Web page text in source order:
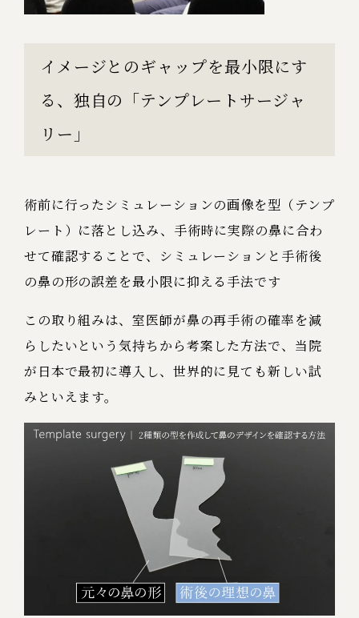
イメージとのギャップを最小限にす
る、独自の「テンプレートサージャ
リー」
術前に行ったシミュレーションの画像を型（テンプ
レート）に落とし込み、手術時に実際の鼻に合わ
せて確認することで、シミュレーションと手術後
の鼻の形の誤差を最小限に抑える手法です
この取り組みは、室医師が鼻の再手術の確率を減
らしたいという気持ちから考案した方法で、当院
が日本で最初に導入し、世界的に見ても新しい試
みといえます。